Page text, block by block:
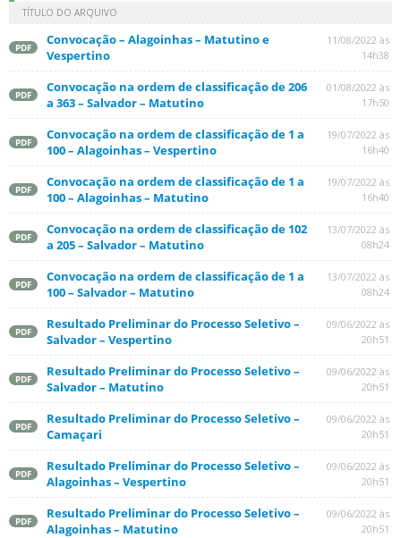
TÍTULO DO ARQUIVO
PDF
Convocação – Alagoinhas – Matutino e
Vespertino
11/08/2022 às
14h38
PDF
Convocação na ordem de classificação de 206
a 363 – Salvador – Matutino
01/08/2022 às
17h50
PDF
Convocação na ordem de classificação de 1 a
100 – Alagoinhas – Vespertino
19/07/2022 às
16h40
PDF
Convocação na ordem de classificação de 1 a
100 – Alagoinhas – Matutino
19/07/2022 às
16h40
PDF
Convocação na ordem de classificação de 102
a 205 – Salvador – Matutino
13/07/2022 às
08h24
PDF
Convocação na ordem de classificação de 1 a
100 – Salvador – Matutino
13/07/2022 às
08h24
PDF
Resultado Preliminar do Processo Seletivo –
Salvador – Vespertino
09/06/2022 às
20h51
PDF
Resultado Preliminar do Processo Seletivo –
Salvador – Matutino
09/06/2022 às
20h51
PDF
Resultado Preliminar do Processo Seletivo –
Camaçari
09/06/2022 às
20h51
PDF
Resultado Preliminar do Processo Seletivo –
Alagoinhas – Vespertino
09/06/2022 às
20h51
PDF
Resultado Preliminar do Processo Seletivo –
Alagoinhas – Matutino
09/06/2022 às
20h51